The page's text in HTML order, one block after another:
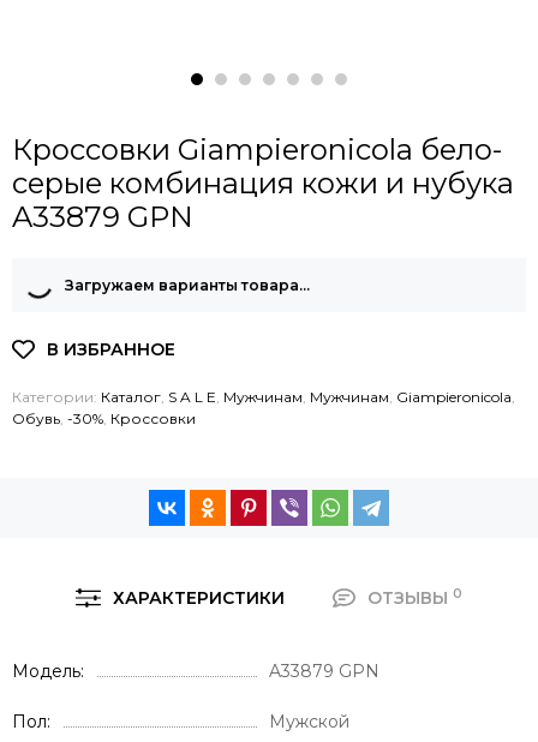
Кроссовки Giampieronicola бело-
серые комбинация кожи и нубука
A33879 GPN
Загружаем варианты товара…
Категории: Каталог, S A L E, Мужчинам, Мужчинам, Giampieronicola,
Обувь, -30%, Кроссовки
ХАРАКТЕРИСТИКИ ОТЗЫВЫ 0
Модель A33879 GPN
Пол Мужской